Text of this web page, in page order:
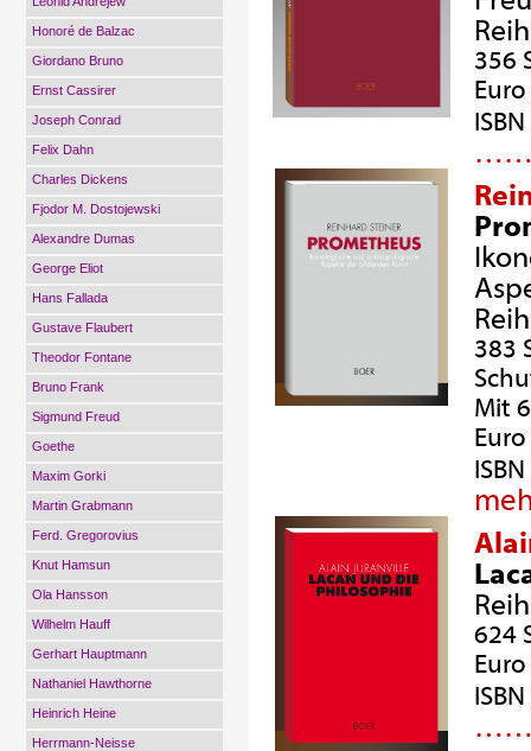
Honoré de Balzac
Giordano Bruno
Ernst Cassirer
Joseph Conrad
Felix Dahn
Charles Dickens
Fjodor M. Dostojewski
Alexandre Dumas
George Eliot
Hans Fallada
Gustave Flaubert
Theodor Fontane
Bruno Frank
Sigmund Freud
Goethe
Maxim Gorki
Martin Grabmann
Ferd. Gregorovius
Knut Hamsun
Ola Hansson
Wilhelm Hauff
Gerhart Hauptmann
Nathaniel Hawthorne
Heinrich Heine
Herrmann-Neisse
356
383
Mit
624